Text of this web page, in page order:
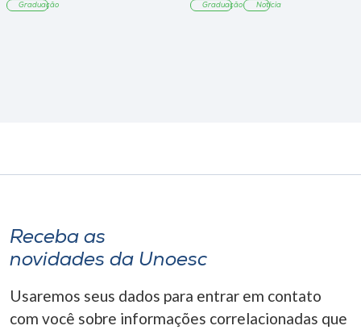
Graduação Graduação Notícia
Receba as
novidades da Unoesc
Usaremos seus dados para entrar em contato
com você sobre informações correlacionadas que